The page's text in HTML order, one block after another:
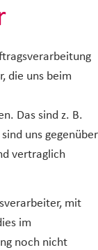
die uns beim
Das sind z. B.
uns gegenüber
vertraglich
mit
im
noch nicht